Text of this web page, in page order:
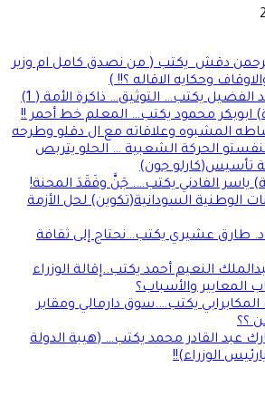
دقش يكتب ( من نصدق كامل ام وزير
وحكايه الاقاله ؟!! )
الفضيل يكتب… التوثيق… ذاكرة الأمة ( 1)
ابوبكر محمود يكتب… المعلم خط أحمر !!
المشبوه وعلاقاته مع ال دقلو وطرحه
الحركة الشعبية … الحلو يتربص
تأسيس(كارلو جون)
ياسر الفادني يكتب…. جَنَّ وفَقَدَ المحنة!
الوطنية السودانية(تكوين) لحل الأزمة
طارق عشيري يكتب…نحتاج إلى ثقافة
النعيم أحمد يكتب..إقالة الوزراء
المعايير والأسباب؟
يكتب….سوق دارمالي ومقابر
؟؟
عبد القادر محمد يكتب… (هيبة الدولة
الوزراء)!!